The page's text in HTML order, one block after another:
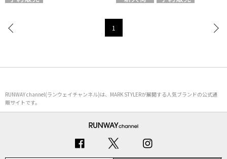
1
RUNWAY channel(ランウェイチャンネル)は、MARK STYLERが展開する人気ブランドの公式通
販サイトです。